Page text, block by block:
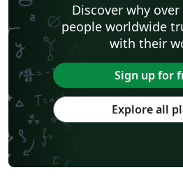
Discover why
people worldwide
with their
Sign up for
Explore all